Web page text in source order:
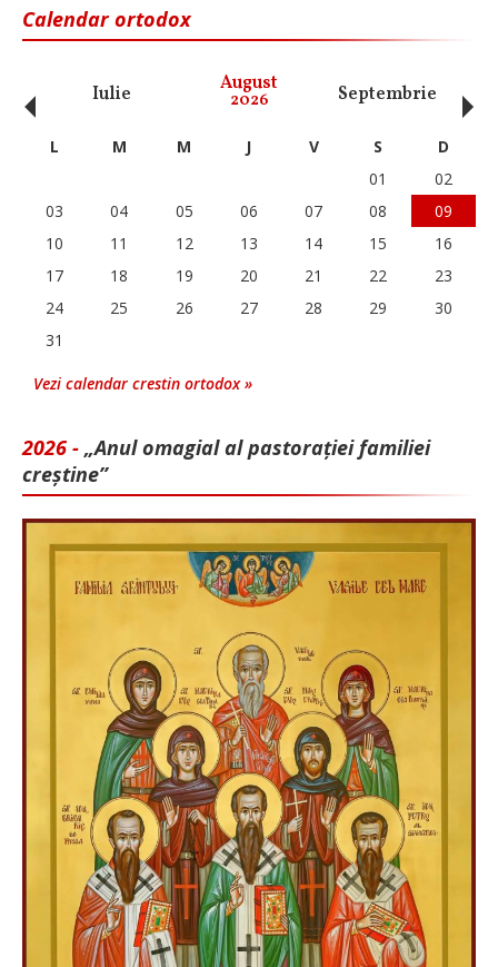
Calendar ortodox
Iulie August
2026 Septembrie
‹ L M M J V S
D
01
02
03
04 05 06 07 08
09
10
11 12 13 14 15
16
17
18 19 20 21 22
23
24
25 26 27 28 29
30
31
Vezi calendar crestin ortodox »
2026 - „Anul omagial al pastorației familiei
creștine”